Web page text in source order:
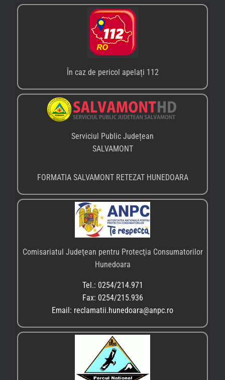
În caz de pericol apelați 112
Serviciul Public Județean
SALVAMONT
FORMATIA SALVAMONT RETEZAT HUNEDOARA
Comisariatul Judeţean pentru Protecţia Consumatorilor
Hunedoara
Tel.: 0254/214.971
Fax: 0254/215.936
Email: reclamatii.hunedoara@anpc.ro